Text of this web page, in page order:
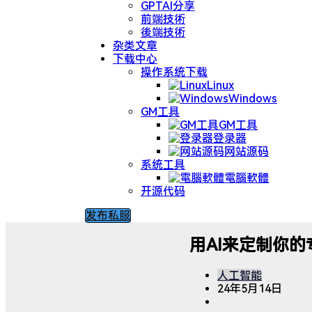
GPTAI分享
前端技術
後端技術
杂类文章
下载中心
操作系统下载
Linux
Windows
GM工具
GM工具
登录器
网站源码
系统工具
電腦軟體
开源代码
发布私服
用AI来定制你的
人工智能
24年5月14日